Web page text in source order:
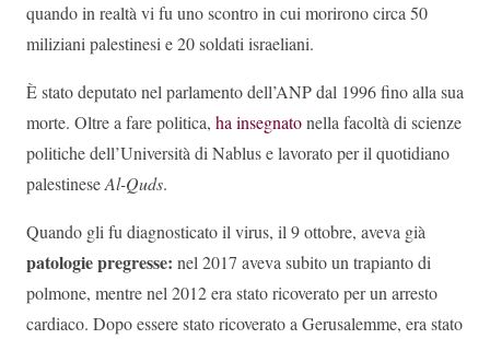
quando in realtà vi fu uno scontro in cui morirono circa 50
miliziani palestinesi e 20 soldati israeliani.
È stato deputato nel parlamento dell’ANP dal 1996 fino alla sua
morte. Oltre a fare politica, ha insegnatonella facoltà di scienze
politiche dell’Università di Nablus e lavorato per il quotidiano
palestineseAl-Quds.
Quando gli fu diagnosticato il virus, il 9 ottobre, aveva già
patologie pregresse: nel 2017 aveva subito un trapianto di
polmone, mentre nel 2012 era stato ricoverato per un arresto
cardiaco. Dopo essere stato ricoverato a Gerusalemme, era stato